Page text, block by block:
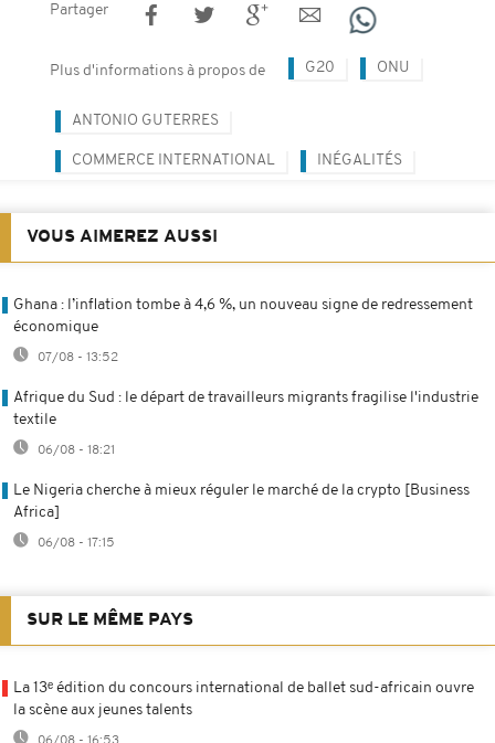
Partager
Plus d'informations à propos de G20 ONU
ANTONIO GUTERRES
COMMERCE INTERNATIONAL INÉGALITÉS
VOUS AIMEREZ AUSSI
Ghana : l’inflation tombe à 4,6 %, un nouveau signe de redressement
économique
07/08 - 13:52
Afrique du Sud : le départ de travailleurs migrants fragilise l'industrie
textile
06/08 - 18:21
Le Nigeria cherche à mieux réguler le marché de la crypto [Business
Africa]
06/08 - 17:15
SUR LE MÊME PAYS
La 13ᵉ édition du concours international de ballet sud-africain ouvre
la scène aux jeunes talents